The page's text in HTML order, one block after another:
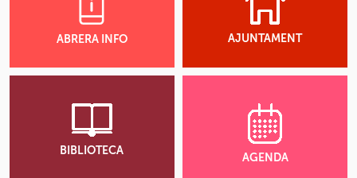
ABRERA INFO AJUNTAMENT
BIBLIOTECA
AGENDA